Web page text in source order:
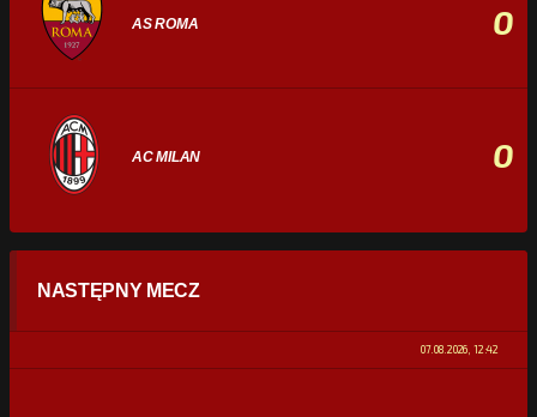
AS ROMA 0
AC MILAN 0
STATYSTYKI
0% 100%
NASTĘPNY MECZ
07.08.2026, 12:42